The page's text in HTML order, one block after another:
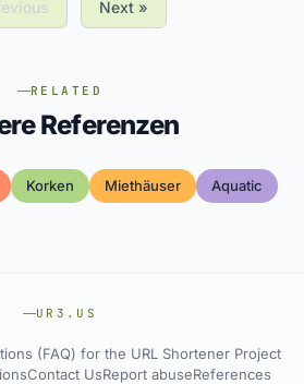
Next »
RELATED
Referenzen
Korken Miethäuser Aquatic
UR3.US
(FAQ) for the URL Shortener Project
Contact UsReport abuseReferences